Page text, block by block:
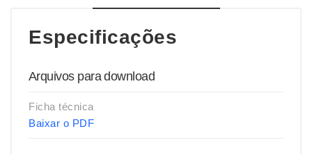
Especificações
Arquivos para download
Ficha técnica
Baixar o PDF